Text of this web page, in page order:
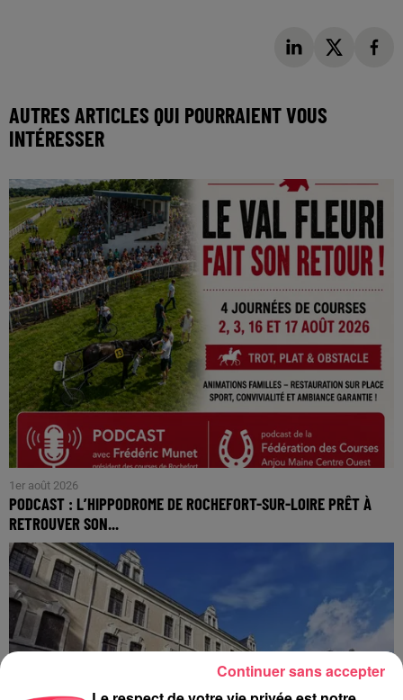
AUTRES ARTICLES QUI POURRAIENT VOUS
INTÉRESSER
1er août 2026
PODCAST : L’HIPPODROME DE ROCHEFORT-SUR-LOIRE PRÊT À
RETROUVER SON...
Continuer sans accepter